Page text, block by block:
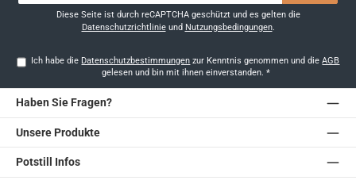
Diese Seite ist durch reCAPTCHA geschützt und es gelten die
Datenschutzrichtlinieund Nutzungsbedingungen.
Ich habe die Datenschutzbestimmungen zur Kenntnis genommen und dieAGB
gelesen und bin mit ihnen einverstanden. *
Haben Sie Fragen?
Unsere Produkte
Potstill Infos